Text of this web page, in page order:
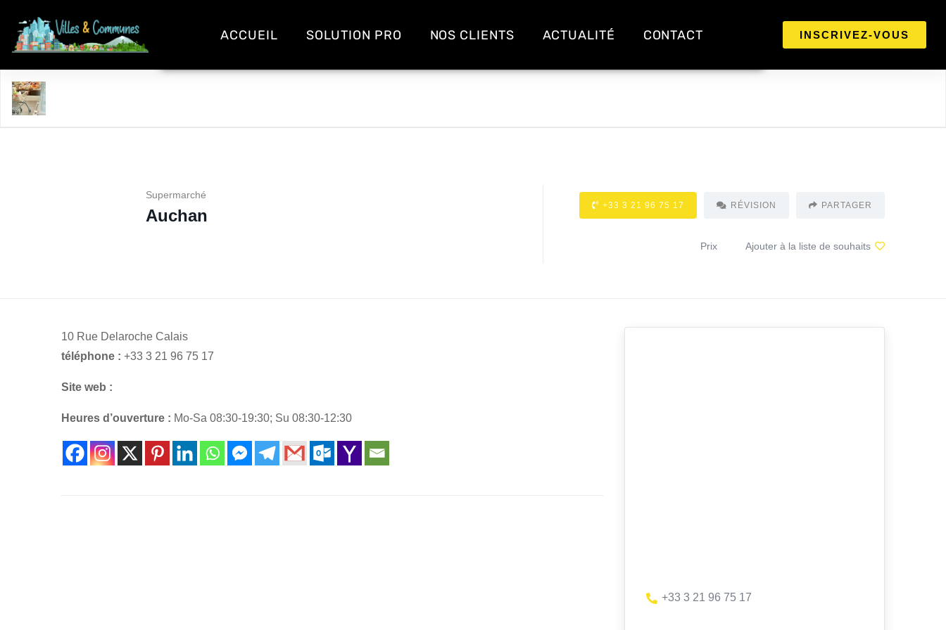
ACCUEIL SOLUTION PRO NOS CLIENTS ACTUALITÉ CONTACT INSCRIVEZ-VOUS
Supermarché
Auchan
+33 3 21 96 75 17 RÉVISION PARTAGER
Prix Ajouter à la liste de souhaits
10 Rue Delaroche Calais
téléphone : +33 3 21 96 75 17
Site web :
Heures d’ouverture : Mo-Sa 08:30-19:30; Su 08:30-12:30
+33 3 21 96 75 17